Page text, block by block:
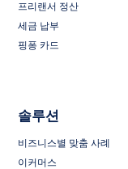
프리랜서 정산
세금 납부
핑퐁 카드
솔루션
비즈니스별 맞춤 사례
이커머스